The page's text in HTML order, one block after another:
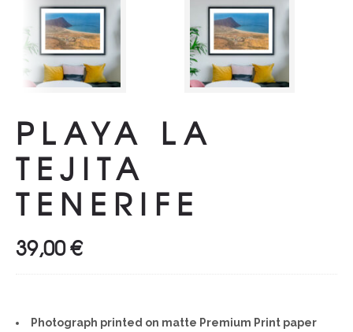
PLAYA LA
TEJITA
TENERIFE
39,00€
Photograph printed on matte Premium Print paper